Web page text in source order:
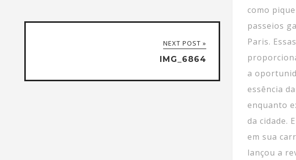
NEXT POST »
IMG_6864
como
passeios
Paris.
a
essência
enquanto
da cidade.
em sua
lançou a